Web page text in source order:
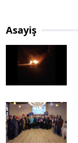
Asayiş